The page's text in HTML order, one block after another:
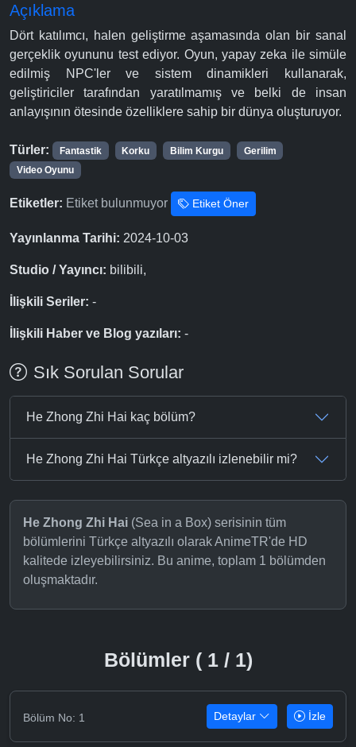
Açıklama
Dört katılımcı, halen geliştirme aşamasında olan bir sanal
gerçeklik oyununu test ediyor. Oyun, yapay zeka ile simüle
edilmiş NPC'ler ve sistem dinamikleri kullanarak,
geliştiriciler tarafından yaratılmamış ve belki de insan
anlayışının ötesinde özelliklere sahip bir dünya oluşturuyor.
Türler: Fantastik Korku Bilim Kurgu
Gerilim
Video Oyunu
Etiketler: Etiket bulunmuyor Etiket Öner
Yayınlanma Tarihi: 2024-10-03
Studio / Yayıncı: bilibili,
İlişkili Seriler: -
İlişkili Haber ve Blog yazıları: -
Sık Sorulan Sorular
He Zhong Zhi Hai kaç bölüm?
He Zhong Zhi Hai Türkçe altyazılı izlenebilir mi?
He Zhong Zhi Hai (Sea in a Box) serisinin tüm
bölümlerini Türkçe altyazılı olarak AnimeTR'de HD
kalitede izleyebilirsiniz. Bu anime, toplam 1 bölümden
oluşmaktadır.
Bölümler ( 1 / 1)
Bölüm No: 1 Detaylar İzle